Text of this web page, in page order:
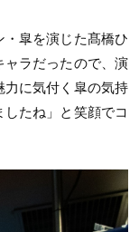
皐を演じた髙橋ひ
ラだったので、演
力に気付く皐の気持
たね」と笑顔でコ